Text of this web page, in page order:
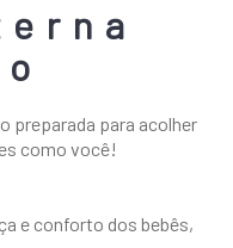
preparada para acolher
como você!
e conforto dos bebês,